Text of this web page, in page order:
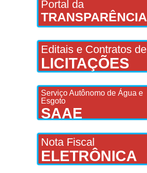
Portal da
TRANSPARÊNCIA
Editais e Contratos de
LICITAÇÕES
Serviço Autônomo de Água e
Esgoto
SAAE
Nota Fiscal
ELETRÔNICA